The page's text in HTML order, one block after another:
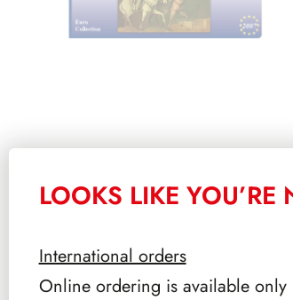
LOOKS LIKE YOU’RE
International orders
Online ordering is available